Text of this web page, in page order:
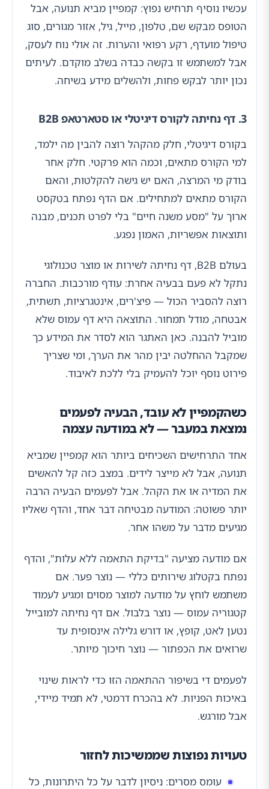
עכשיו נוסיף תרחיש נפוץ: קמפיין מביא תנועה, אבל
הטופס מבקש שם, טלפון, מייל, גיל, אזור מגורים, סוג
טיפול מועדף, רקע רפואי והערות. זה אולי נוח לעסק,
אבל למשתמש זו בקשה כבדה בשלב מוקדם. לעיתים
נכון יותר לבקש פחות, ולהשלים מידע בשיחה.
3. דף נחיתה לקורס דיגיטלי או סטארטאפ B2B
בקורס דיגיטלי, חלק מהקהל רוצה להבין מה ילמד,
למי הקורס מתאים, וכמה הוא פרקטי. חלק אחר
בודק מי המרצה, האם יש גישה להקלטות, והאם
הקורס מתאים למתחילים. אם הדף נפתח בטקסט
ארוך על "מסע משנה חיים" בלי לפרט תכנים, מבנה
ותוצאות אפשריות, האמון נפגע.
בעולם B2B, דף נחיתה לשירות או מוצר טכנולוגי
נתקל לא פעם בבעיה אחרת: עודף מורכבות. החברה
רוצה להסביר הכול — פיצ'רים, אינטגרציות, תשתית,
אבטחה, מודל תמחור. התוצאה היא דף עמוס שלא
מוביל להבנה. כאן האתגר הוא לסדר את המידע כך
שמקבל ההחלטה יבין מהר את הערך, ומי שצריך
פירוט נוסף יוכל להעמיק בלי ללכת לאיבוד.
כשהקמפיין לא עובד, הבעיה לפעמים
נמצאת במעבר — לא במודעה עצמה
אחד התרחישים השכיחים ביותר הוא קמפיין שמביא
תנועה, אבל לא מייצר לידים. במצב כזה קל להאשים
את המדיה או את הקהל. אבל לפעמים הבעיה הרבה
יותר פשוטה: המודעה מבטיחה דבר אחד, והדף שאליו
מגיעים מדבר על משהו אחר.
אם מודעה מציעה "בדיקת התאמה ללא עלות", והדף
נפתח בקטלוג שירותים כללי — נוצר פער. אם
משתמש לוחץ על מודעה למוצר מסוים ומגיע לעמוד
קטגוריה עמוס — נוצר בלבול. אם דף נחיתה למובייל
נטען לאט, קופץ, או דורש גלילה אינסופית עד
שרואים את הכפתור — נוצר חיכוך מיותר.
לפעמים די בשיפור ההתאמה הזו כדי לראות שינוי
באיכות הפניות. לא בהכרח דרמטי, לא תמיד מיידי,
אבל מורגש.
טעויות נפוצות שממשיכות לחזור
עומס מסרים: ניסיון לדבר על כל היתרונות, כל